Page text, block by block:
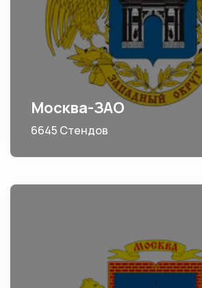
Москва-ЗАО
6645 Стендов